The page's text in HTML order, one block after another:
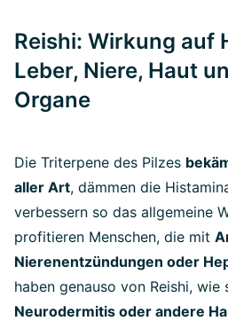
Reishi: Wirkung auf
Leber, Niere, Haut
Organe
Die Triterpene des Pilzes
aller Art, dämmen die
verbessern so das allgemeine
profitieren Menschen, die mit
Nierenentzündungen oder
haben genauso von Reishi, wie
Neurodermitis oder andere